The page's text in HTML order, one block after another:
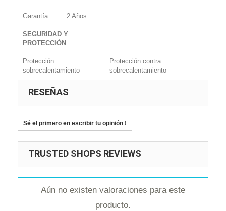
Garantía 2 Años
SEGURIDAD Y
PROTECCIÓN
Protección
sobrecalentamiento
Protección contra
sobrecalentamiento
RESEÑAS
Sé el primero en escribir tu opinión !
TRUSTED SHOPS REVIEWS
Aún no existen valoraciones para este
producto.